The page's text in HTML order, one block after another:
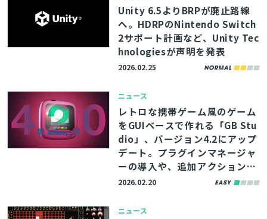
Unity 6.5よりBRPが廃止路線
へ。HDRPのNintendo Switch
2サポート計画など、Unity Tec
hnologiesが声明を発表
2026.02.25
ニュース
レトロな携帯ゲーム風のゲーム
をGUIベースで作れる「GB Stu
dio」、バージョン4.2にアップ
デート。プラグインマネージャ
ーの導入や、追加アクションセ
ットのデフォルトエンジン統合
2026.02.20
ニュース